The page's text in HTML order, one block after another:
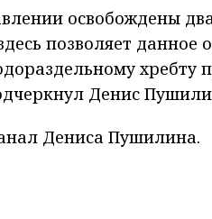
освобождены
позволяет данное
хребту
Денис
Дениса Пушилина.